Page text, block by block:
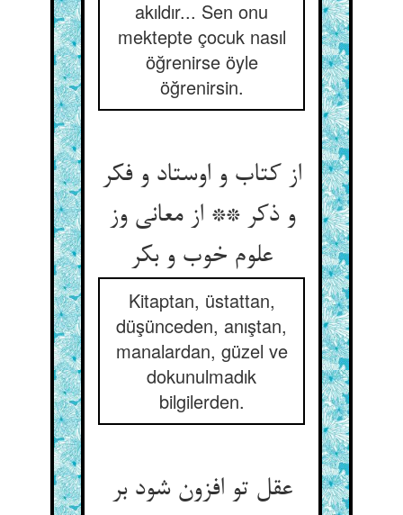
akıldır... Sen onu
mektepte çocuk nasıl
öğrenirse öyle
öğrenirsin.
از کتاب و اوستاد و فکر
و ذکر ** از معانی وز
علوم خوب و بکر
Kitaptan, üstattan,
düşünceden, anıştan,
manalardan, güzel ve
dokunulmadık
bilgilerden.
عقل تو افزون شود بر